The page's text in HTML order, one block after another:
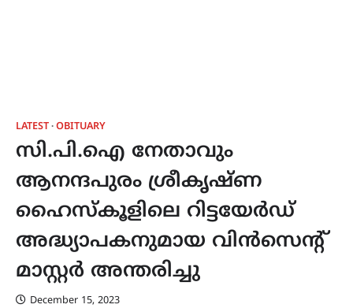
LATEST OBITUARY
സി.പി.ഐ നേതാവും
ആനന്ദപുരം ശ്രീകൃഷ്ണ
ഹൈസ്‌കൂളിലെ റിട്ടയേർഡ്
അദ്ധ്യാപകനുമായ വിൻസെന്റ്
മാസ്റ്റർ അന്തരിച്ചു
December 15, 2023